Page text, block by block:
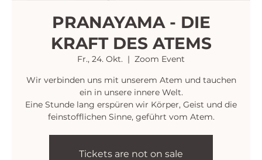
PRANAYAMA - DIE
KRAFT DES ATEMS
Fr., 24. Okt.
  |
Zoom Event
Wir verbinden uns mit unserem Atem und tauchen
ein in unsere innere Welt.
Eine Stunde lang erspüren wir Körper, Geist und die
feinstofflichen Sinne, geführt vom Atem.
Tickets are not on sale